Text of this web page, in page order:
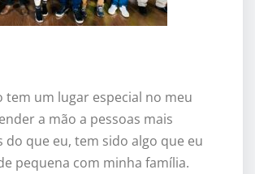
tem um lugar especial no meu
a mão a pessoas mais
do que eu, tem sido algo que eu
pequena com minha família.